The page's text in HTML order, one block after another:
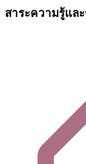
สาระความรู้แล